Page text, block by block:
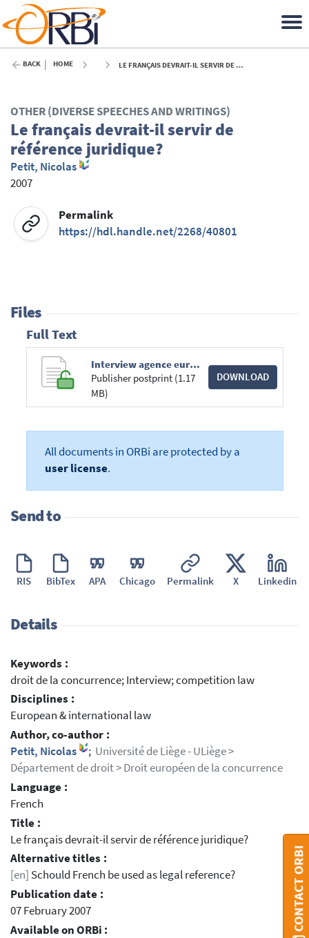
BACK HOME LE FRANÇAIS DEVRAIT-IL SERVIR DE RÉFÉRENCE JURIDIQUE? - 2007
OTHER (DIVERSE SPEECHES AND WRITINGS)
Le français devrait-il servir de
référence juridique?
Petit, Nicolas
2007
Permalink
https://hdl.handle.net/2268/40801
Files
Full Text
Interview agence europe.pdf
Publisher postprint (1.17
MB)
DOWNLOAD
All documents in ORBi are protected by a
user license.
Send to
RIS BibTex APA Chicago Permalink X Linkedin
Details
Keywords :
droit de la concurrence; Interview; competition law
Disciplines :
European & international law
Author, co-author :
Petit, Nicolas
; Université de Liège - ULiège >
Département de droit > Droit européen de la concurrence
Language :
French
Title :
Le français devrait-il servir de référence juridique?
Alternative titles :
[en] Schould French be used as legal reference?
Publication date :
07 February 2007
Available on ORBi :
CONTACT ORBI